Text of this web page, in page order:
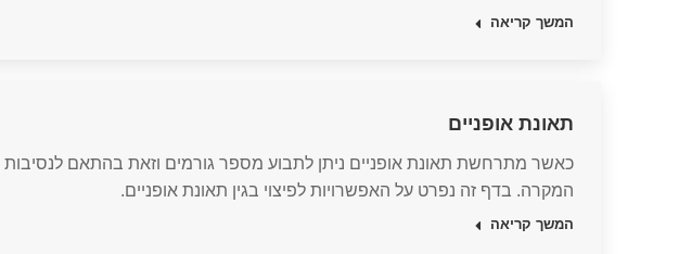
המשך קריאה
תאונת אופניים
כאשר מתרחשת תאונת אופניים ניתן לתבוע מספר גורמים וזאת בהתאם לנסיבות
המקרה. בדף זה נפרט על האפשרויות לפיצוי בגין תאונת אופניים.
המשך קריאה